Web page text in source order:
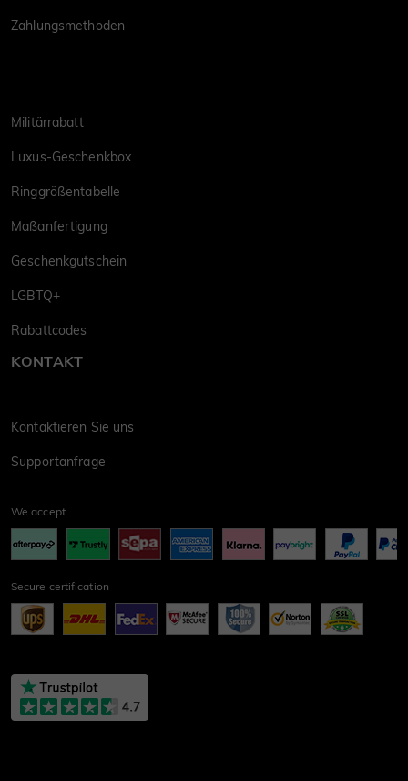
Zahlungsmethoden
Militärrabatt
Luxus-Geschenkbox
Ringgrößentabelle
Maßanfertigung
Geschenkgutschein
LGBTQ+
Rabattcodes
KONTAKT
Kontaktieren Sie uns
Supportanfrage
We accept
Secure certification